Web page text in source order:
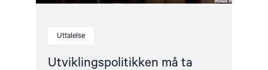
Uttalelse
Utviklingspolitikken må ta